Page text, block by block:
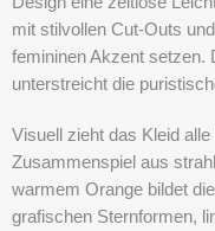
mit stilvollen Cut-Outs
femininen Akzent setzen.
unterstreicht die
Visuell zieht das Kleid
Zusammenspiel aus
warmem Orange bildet
grafischen Sternformen,